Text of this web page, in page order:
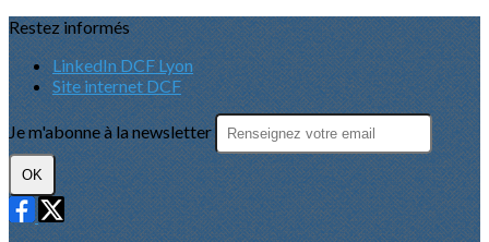
Restez informés
LinkedIn DCF Lyon
Site internet DCF
Je m'abonne à la newsletter
OK